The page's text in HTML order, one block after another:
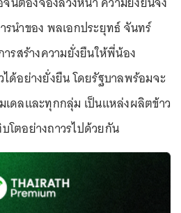
รนำของ พลเอกประยุทธ์ จันทร์
รสร้างความยั่งยืนให้พี่น้อง
ด้อย่างยั่งยืน โดยรัฐบาลพร้อมจะ
ดลและทุกกลุ่ม เป็นแหล่งผลิตข้าว
ตอย่างถาวรไปด้วยกัน